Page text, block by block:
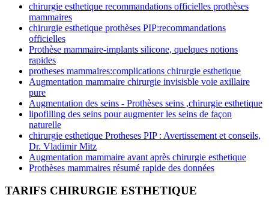
chirurgie esthetique recommandations officielles prothèses
mammaires
chirurgie esthetique prothèses PIP:recommandations
officielles
Prothèse mammaire-implants silicone, quelques notions
rapides
protheses mammaires:complications chirurgie esthetique
Augmentation mammaire chirurgie invisisble voie axillaire
pure
Augmentation des seins - Prothèses seins ,chirurgie esthetique
lipofilling des seins pour augmenter les seins de façon
naturelle
chirurgie esthetique Protheses PIP : Avertissement et conseils,
Dr. Vladimir Mitz
Augmentation mammaire avant après chirurgie esthetique
Prothèses mammaires résumé rapide des données
TARIFS CHIRURGIE ESTHETIQUE